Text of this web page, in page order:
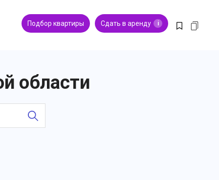
Подбор квартиры Сдать в аренду i
области